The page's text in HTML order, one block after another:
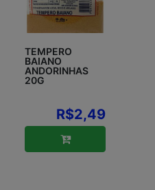
TEMPERO
BAIANO
ANDORINHAS
20G
R$2,49